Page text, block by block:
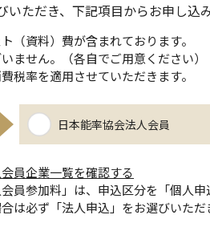
いただき、下記項目からお申し
（資料）費が含まれております。
ません。（各自でご用意ください）
税率を適用させていただきます。
日本能率協会法人会員
員企業一覧を確認する
会員参加料」は、申込区分を「個人
は必ず「法人申込」をお選びいただ